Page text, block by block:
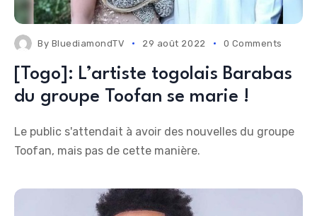
By BluediamondTV 29 août 2022 0 Comments
[Togo]: L’artiste togolais Barabas
du groupe Toofan se marie !
Le public s'attendait à avoir des nouvelles du groupe
Toofan, mais pas de cette manière.